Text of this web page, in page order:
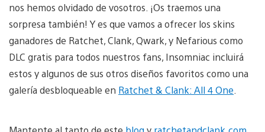
nos hemos olvidado de vosotros. ¡Os traemos una
sorpresa también! Y es que vamos a ofrecer los skins
ganadores de Ratchet, Clank, Qwark, y Nefarious como
DLC gratis para todos nuestros fans, Insomniac incluirá
estos y algunos de sus otros diseños favoritos como una
galería desbloqueable en Ratchet & Clank: All 4 One